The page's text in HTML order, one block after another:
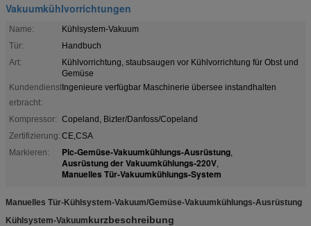
Vakuumkühlvorrichtungen
Name:
Kühlsystem-Vakuum
Tür:
Handbuch
Art:
Kühlvorrichtung, staubsaugen vor Kühlvorrichtung für Obst und
Gemüse
Kundendienst
erbracht:
Ingenieure verfügbar Maschinerie übersee instandhalten
Kompressor: Copeland, Bizter/Danfoss/Copeland
Zertifizierung: CE,CSA
Markieren:
Plc-Gemüse-Vakuumkühlungs-Ausrüstung,
Ausrüstung der Vakuumkühlungs-220V,
Manuelles Tür-Vakuumkühlungs-System
Manuelles Tür-Kühlsystem-Vakuum/Gemüse-Vakuumkühlungs-Ausrüstung
Kühlsystem-Vakuumkurzbeschreibung